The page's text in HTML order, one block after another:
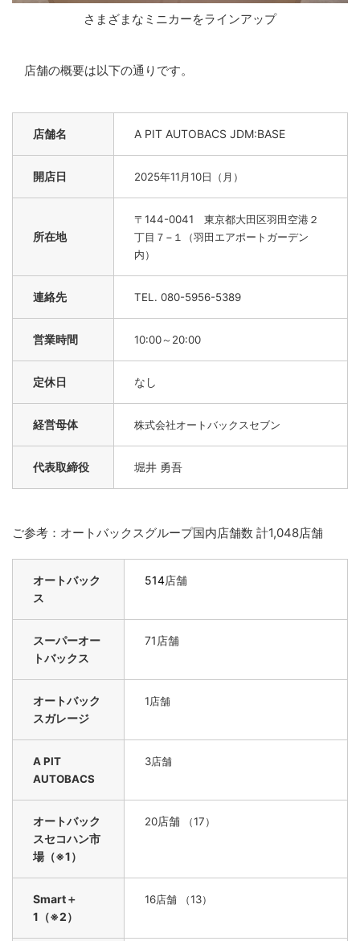
さまざまなミニカーをラインアップ
店舗の概要は以下の通りです。
店舗名 A PIT AUTOBACS JDM:BASE
開店日 2025年11月10日（月）
所在地
〒144-0041 東京都大田区羽田空港２
丁目７−１（羽田エアポートガーデン
内）
連絡先 TEL. 080-5956-5389
営業時間 10:00～20:00
定休日 なし
経営母体 株式会社オートバックスセブン
代表取締役 堀井 勇吾
ご参考：オートバックスグループ国内店舗数 計1,048店舗
オートバック
ス
514店舗
スーパーオー
トバックス
71店舗
オートバック
スガレージ
1店舗
A PIT
AUTOBACS
3店舗
オートバック
スセコハン市
場（※1）
20店舗 （17）
Smart＋
1（※2）
16店舗 （13）